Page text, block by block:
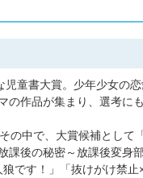
童書大賞。少年少女の
の作品が集まり、選考にも
の中で、大賞候補として
後の秘密～放課後変身
です！」「抜けがけ禁